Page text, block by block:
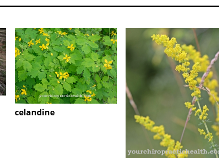
celandine